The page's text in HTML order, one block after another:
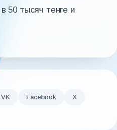
50 тысяч тенге и
VK Facebook X